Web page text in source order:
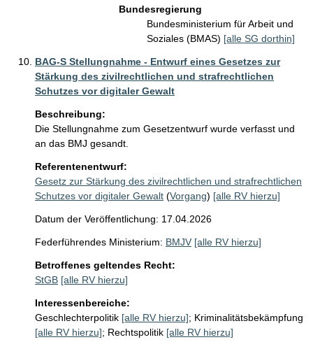
Bundesregierung
Bundesministerium für Arbeit und
Soziales (BMAS) [alle SG dorthin]
BAG-S Stellungnahme - Entwurf eines Gesetzes zur
Stärkung des zivilrechtlichen und strafrechtlichen
Schutzes vor digitaler Gewalt
Beschreibung:
Die Stellungnahme zum Gesetzentwurf wurde verfasst und
an das BMJ gesandt.
Referentenentwurf:
Gesetz zur Stärkung des zivilrechtlichen und strafrechtlichen
Schutzes vor digitaler Gewalt (Vorgang) [alle RV hierzu]
Datum der Veröffentlichung: 17.04.2026
Federführendes Ministerium: BMJV [alle RV hierzu]
Betroffenes geltendes Recht:
StGB [alle RV hierzu]
Interessenbereiche:
Geschlechterpolitik [alle RV hierzu]; Kriminalitätsbekämpfung
[alle RV hierzu]; Rechtspolitik [alle RV hierzu]